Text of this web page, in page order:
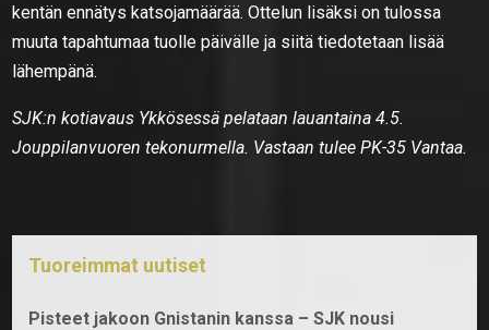
kentän ennätys katsojamäärää. Ottelun lisäksi on tulossa
muuta tapahtumaa tuolle päivälle ja siitä tiedotetaan lisää
lähempänä.
SJK:n kotiavaus Ykkösessä pelataan lauantaina 4.5.
Jouppilanvuoren tekonurmella. Vastaan tulee PK-35 Vantaa.
Tuoreimmat uutiset
Pisteet jakoon Gnistanin kanssa – SJK nousi